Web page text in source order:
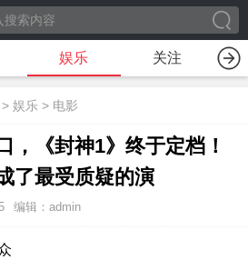
娱乐 关注
> 娱乐 > 电影
，《封神1》终于定档！
了最受质疑的演
编辑：admin